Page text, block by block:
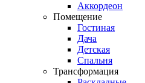
Аккордеон
Помещение
Гостиная
Дача
Детская
Спальня
Трансформация